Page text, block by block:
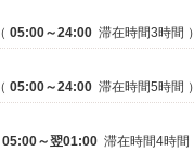
（ 05:00～24:00 滞在時間3時間 ）
（ 05:00～24:00 滞在時間5時間 ）
05:00～翌01:00 滞在時間4時間